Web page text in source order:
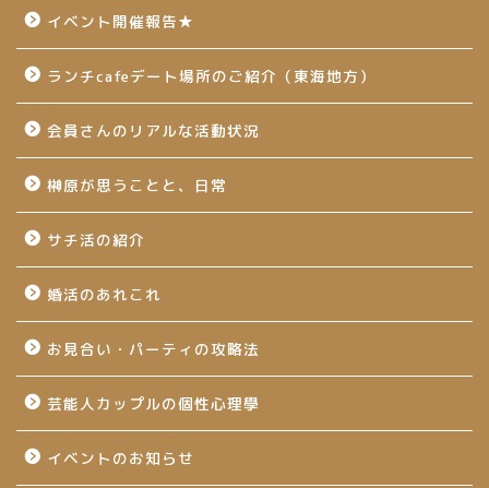
イベント開催報告★
ランチcafeデート場所のご紹介（東海地方）
会員さんのリアルな活動状況
榊原が思うことと、日常
サチ活の紹介
婚活のあれこれ
お見合い・パーティの攻略法
芸能人カップルの個性心理學
イベントのお知らせ